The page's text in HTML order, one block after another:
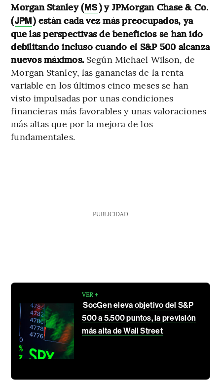
Morgan Stanley (MS) y JPMorgan Chase & Co.
(JPM) están cada vez más preocupados, ya
que las perspectivas de beneficios se han ido
debilitando incluso cuando el S&P 500 alcanza
nuevos máximos. Según Michael Wilson, de
Morgan Stanley, las ganancias de la renta
variable en los últimos cinco meses se han
visto impulsadas por unas condiciones
financieras más favorables y unas valoraciones
más altas que por la mejora de los
fundamentales.
PUBLICIDAD
VER +
SocGen eleva objetivo del S&P
500 a 5.500 puntos, la previsión
más alta de Wall Street